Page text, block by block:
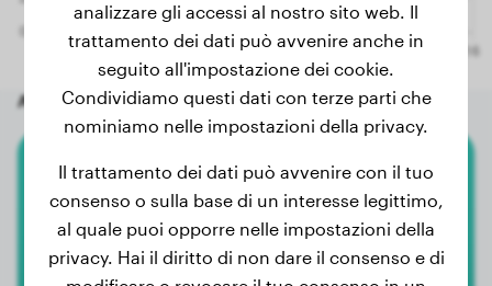
Altri cani a caso
Australian Shepherd
Ravi
analizzare gli accessi al nostro sito web. Il
trattamento dei dati può avvenire anche in
seguito all'impostazione dei cookie.
Condividiamo questi dati con terze parti che
nominiamo nelle impostazioni della privacy.
Il trattamento dei dati può avvenire con il tuo
consenso o sulla base di un interesse legittimo,
al quale puoi opporre nelle impostazioni della
privacy. Hai il diritto di non dare il consenso e di